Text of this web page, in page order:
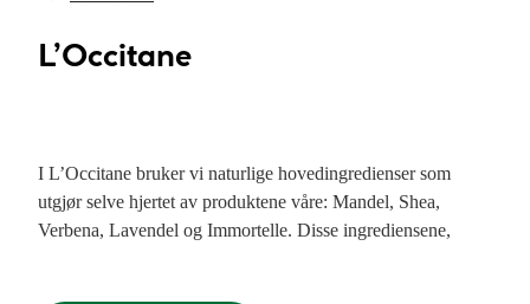
L’Occitane
I L’Occitane bruker vi naturlige hovedingredienser som
utgjør selve hjertet av produktene våre: Mandel, Shea,
Verbena, Lavendel og Immortelle. Disse ingrediensene,